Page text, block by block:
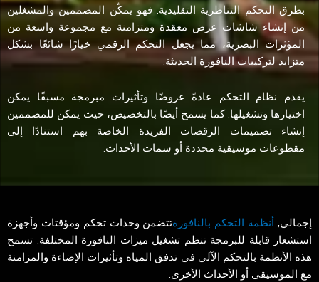
بطرق التحكم التناظرية التقليدية. فهو يمكّن المصممين والمشغلين
من إنشاء شاشات عرض معقدة ومتزامنة مع مجموعة واسعة من
المؤثرات البصرية، مما يجعل التحكم الرقمي خيارًا شائعًا بشكل
متزايد لتركيبات النافورة الحديثة.
يقدم نظام التحكم عادةً عروضًا وتأثيرات مبرمجة مسبقًا يمكن
اختيارها وتشغيلها. كما يسمح أيضًا بالتخصيص، حيث يمكن للمصممين
إنشاء تصميمات الرقصات الفريدة الخاصة بهم استنادًا إلى
مقطوعات موسيقية محددة أو سمات الأحداث.
إجمالي, أنظمة التحكم بالنافورةتتضمن وحدات تحكم ومؤقتات وأجهزة
استشعار قابلة للبرمجة تنظم تشغيل ميزات النافورة المختلفة. تسمح
هذه الأنظمة بالتحكم الآلي في تدفق المياه وتأثيرات الإضاءة والمزامنة
مع الموسيقى أو الأحداث الأخرى.